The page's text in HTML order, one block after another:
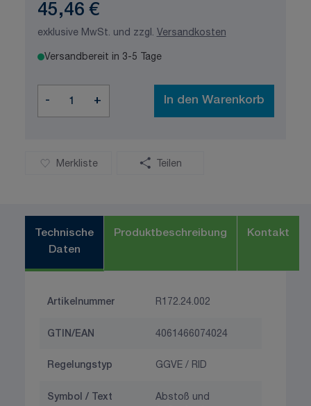
45,46 €
exklusive MwSt. und zzgl. Versandkosten
Versandbereit in 3-5 Tage
- + In den Warenkorb
Merkliste Teilen
Technische
Daten
Produktbeschreibung Kontakt
Artikelnummer R172.24.002
GTIN/EAN 4061466074024
Regelungstyp GGVE / RID
Symbol / Text
Abstoß und